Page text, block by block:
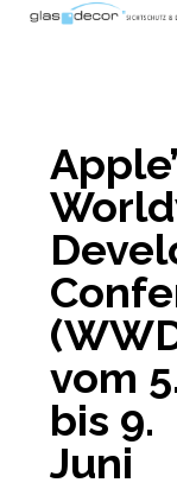
vom
bis 9.
Juni